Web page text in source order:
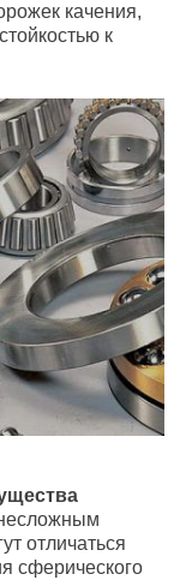
качения,
к
отличаться
сферического